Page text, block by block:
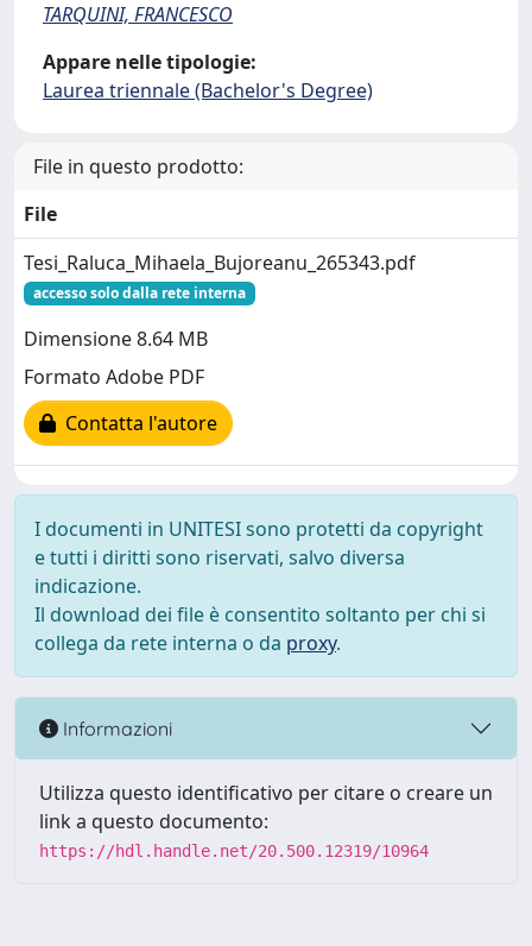
TARQUINI, FRANCESCO
Appare nelle tipologie:
Laurea triennale (Bachelor's Degree)
File in questo prodotto:
File
Tesi_Raluca_Mihaela_Bujoreanu_265343.pdf
accesso solo dalla rete interna
Dimensione 8.64 MB
Formato Adobe PDF
Contatta l'autore
I documenti in UNITESI sono protetti da copyright
e tutti i diritti sono riservati, salvo diversa
indicazione.
Il download dei file è consentito soltanto per chi si
collega da rete interna o da proxy.
Informazioni
Utilizza questo identificativo per citare o creare un
link a questo documento:
https://hdl.handle.net/20.500.12319/10964